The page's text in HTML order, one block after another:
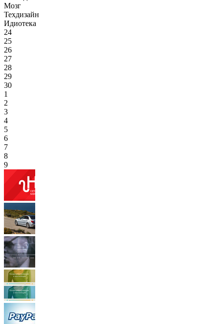
Мозг
Техдизайн
Идиотека
24
25
26
27
28
29
30
1
2
3
4
5
6
7
8
9